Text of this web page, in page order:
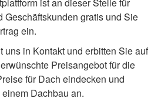
Geschäftskunden gratis und Sie
ein.
uns in Kontakt und erbitten Sie auf
Preisangebot für die
für Dach eindecken und
Dachbau an.